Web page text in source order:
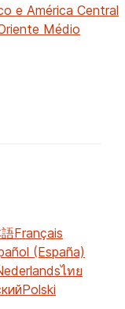
e América Central
Médio
Français
(España)
ไทย
Polski